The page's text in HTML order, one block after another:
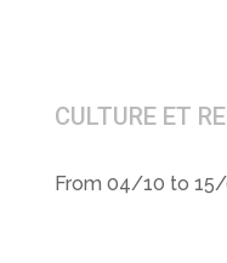
CULTURE ET
From 04/10 to 15/